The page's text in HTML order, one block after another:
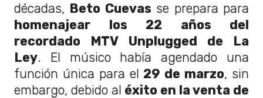
décadas, Beto Cuevas se prepara para
homenajear los 22 años del
recordado MTV Unplugged de La
Ley. El músico había agendado una
función única para el 29 de marzo, sin
embargo, debido al éxito en la venta de